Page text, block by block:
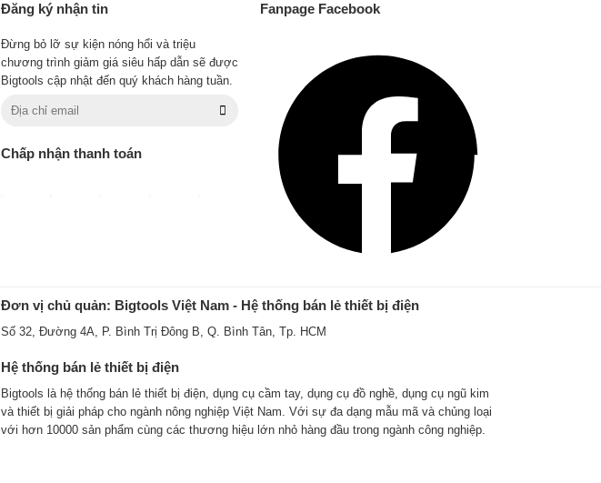
Đăng ký nhận tin
Đừng bỏ lỡ sự kiện nóng hổi và triệu
chương trình giảm giá siêu hấp dẫn sẽ được
Bigtools cập nhật đến quý khách hàng tuần.
Chấp nhận thanh toán
Fanpage Facebook
Đơn vị chủ quản: Bigtools Việt Nam - Hệ thống bán lẻ thiết bị điện
Số 32, Đường 4A, P. Bình Trị Đông B, Q. Bình Tân, Tp. HCM
Hệ thống bán lẻ thiết bị điện
Bigtools là hệ thống bán lẻ thiết bị điện, dụng cụ cầm tay, dụng cụ đồ nghề, dụng cụ ngũ kim
và thiết bị giải pháp cho ngành nông nghiệp Việt Nam. Với sự đa dạng mẫu mã và chủng loại
với hơn 10000 sản phẩm cùng các thương hiệu lớn nhỏ hàng đầu trong ngành công nghiệp.